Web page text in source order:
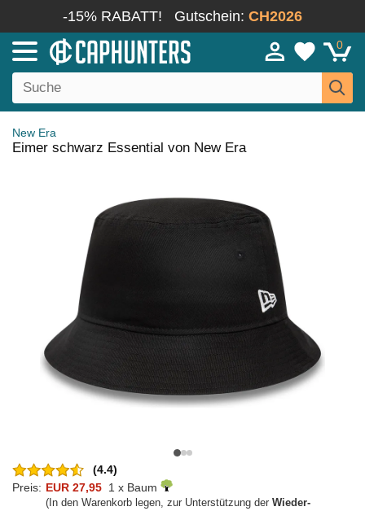
-15% RABATT! Gutschein: CH2026
0
New Era
Eimer schwarz Essential von New Era
(4.4)
Preis: EUR 27,95 1 x Baum
(In den Warenkorb legen, zur Unterstützung der Wieder-